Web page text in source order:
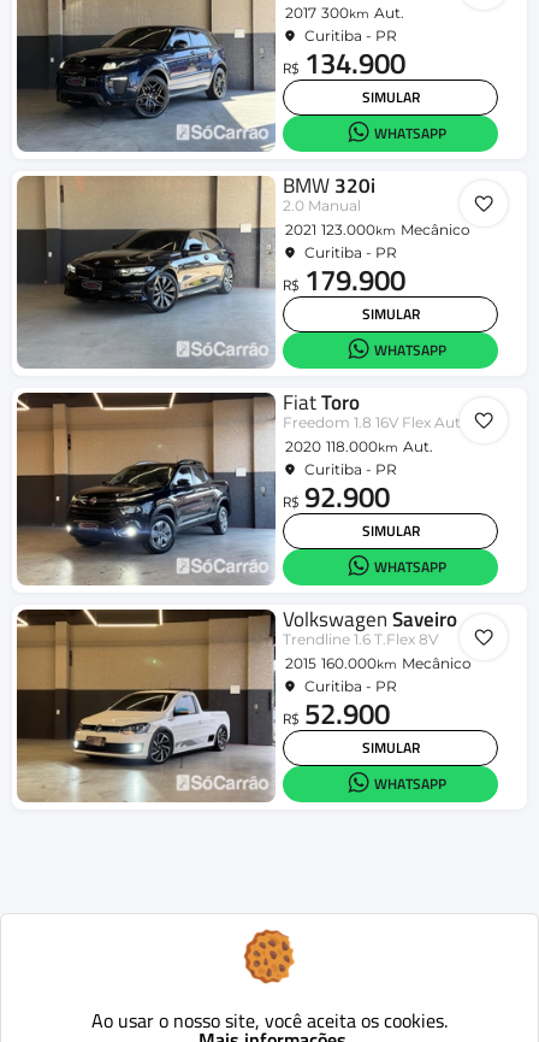
2017 300km Aut.
Curitiba - PR
R$ 134.900
SIMULAR
WHATSAPP
BMW320i
2.0 Manual
2021 123.000km Mecânico
Curitiba - PR
R$ 179.900
SIMULAR
WHATSAPP
FiatToro
Freedom 1.8 16V Flex Aut.
2020 118.000km Aut.
Curitiba - PR
R$ 92.900
SIMULAR
WHATSAPP
VolkswagenSaveiro
Trendline 1.6 T.Flex 8V
2015 160.000km Mecânico
Curitiba - PR
R$ 52.900
SIMULAR
WHATSAPP
Ao usar o nosso site, você aceita os cookies.